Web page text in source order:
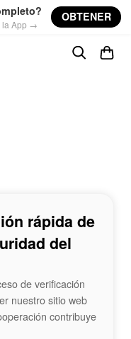
la App →
OBTENER
rápida de
del
de verificación
nuestro sitio web
contribuye